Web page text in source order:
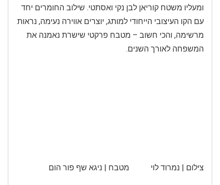
ומעליו משטח קוריאן לבן נקי ואסתטי. שילוב החומרים יחד
עם הקו העיצובי הייחודי למותג, יוצרים אווירה נעימה, נראות
מרשימה, והכי חשוב – מטבח פרקטי שישרת נאמנה את
המשפחה לאורך השנים.
צילום | נמרוד לוי מטבח | ניגא שף פור הום